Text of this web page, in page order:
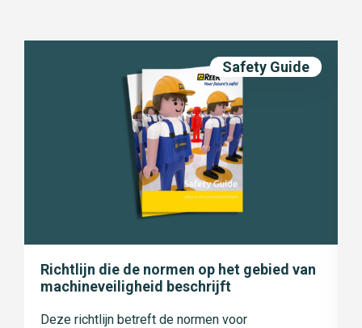
Safety Guide
Richtlijn die de normen op het gebied van
machineveiligheid beschrijft
Deze richtlijn betreft de normen voor